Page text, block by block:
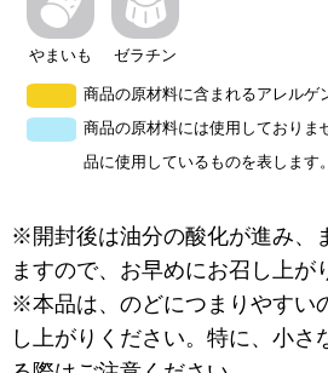
やまいも ゼラチン
商品の原材料に含まれるアレルゲ
商品の原材料には使用しておりま
品に使用しているものを表します。
※開封後は油分の酸化が進み、
ますので、お早めにお召し上が
※本品は、のどにつまりやすい
し上がりください。特に、小さ